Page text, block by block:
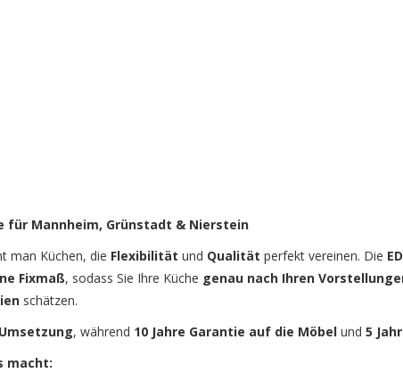
für Mannheim, Grünstadt & Nierstein
man Küchen, die Flexibilität und Qualität perfekt vereinen. Die
Fixmaß, sodass Sie Ihre Küche genau nach Ihren
schätzen.
, während 10 Jahre Garantie auf die Möbel und 5
macht: